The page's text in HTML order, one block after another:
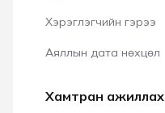
Хэрэглэгчийн гэрээ
Аяллын дата нөхцөл
Хамтран ажиллах